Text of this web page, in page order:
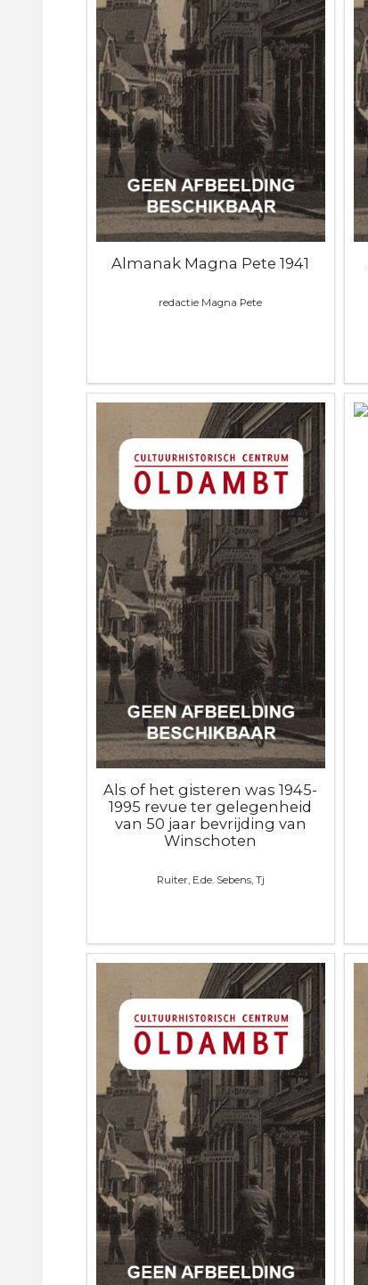
Almanak Magna Pete 1941
redactie Magna Pete
Als of het gisteren was 1945-
1995 revue ter gelegenheid
van 50 jaar bevrijding van
Winschoten
Ruiter, E.de. Sebens, Tj